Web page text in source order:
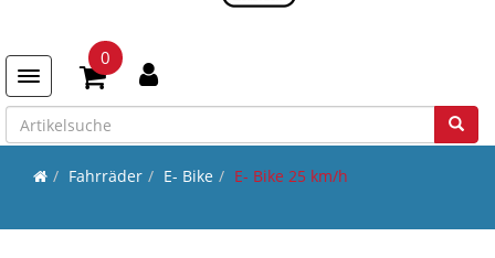
Toggle navigation
0
Fahrräder E- Bike E- Bike 25 km/h